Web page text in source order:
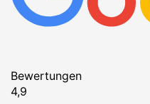
Bewertungen
4,9